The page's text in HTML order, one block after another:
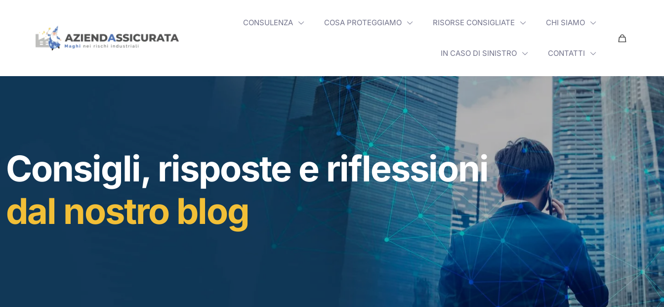
CONSULENZA COSA PROTEGGIAMO RISORSE CONSIGLIATE CHI SIAMO
IN CASO DI SINISTRO CONTATTI
Consigli, risposte e riflessioni
dal nostro blog